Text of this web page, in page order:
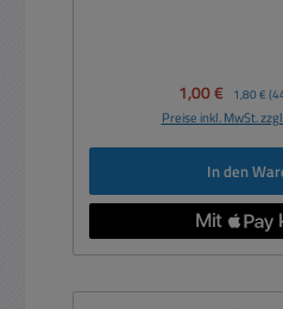
Verkaufspreis:
1,00 € Regulärer
1,80 €
Preise inkl. MwSt.
In den